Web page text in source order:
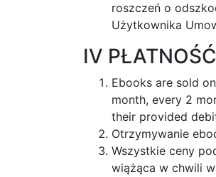
roszczeń o
Użytkownika
IV
Ebooks are sold
month, every 2
their provided
Otrzymywanie
Wszystkie ceny
wiążąca w chwili